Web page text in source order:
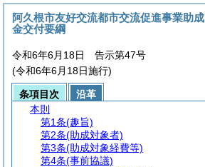
阿久根市友好交流都市交流促進事業助成
金交付要綱
令和6年6月18日 告示第47号
(令和6年6月18日施行)
条項目次
沿革
本則
第1条(趣旨)
第2条(助成対象者)
第3条(助成対象経費等)
第4条(事前協議)